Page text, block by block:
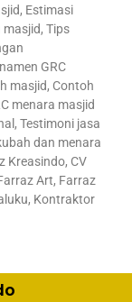
Estimasi
masjid, Tips
GRC
masjid, Contoh
menara masjid
Testimoni jasa
dan menara
Kreasindo, CV
Art, Farraz
Kontraktor